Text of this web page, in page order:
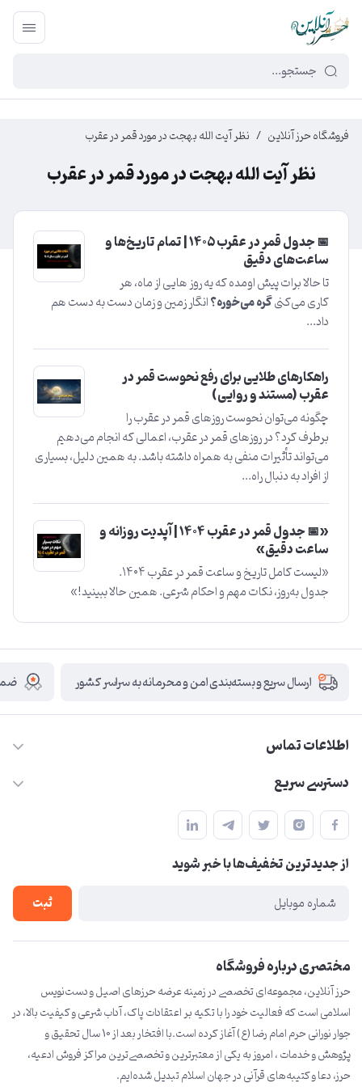
449f43cf-3da2-4422-bb12-2566cb5b8b05
فروشگاه حرز آنلاین / نظر آیت الله بهجت در مورد قمر در عقرب
نظر آیت الله بهجت در مورد قمر در عقرب
📅 جدول قمر در عقرب ۱۴۰۵ | تمام تاریخ‌ها و
ساعت‌های دقیق
تا حالا برات پیش اومده که یه روز هایی از ماه، هر
کاری می‌کنیگره می‌خوره؟انگار زمین و زمان دست به دست هم
داد...
راهکارهای طلایی برای رفع نحوست قمر در
عقرب (مستند و روایی)
چگونه می‌توان نحوست روزهای قمر در عقرب را
برطرف کرد؟ در روزهای قمر در عقرب، اعمالی که انجام می‌دهیم
می‌تواند تأثیرات منفی به همراه داشته باشد. به همین دلیل، بسیاری
از افراد به دنبال راه...
«📅 جدول قمر در عقرب ۱۴۰۴ | آپدیت روزانه و
ساعت دقیق»
«لیست کامل تاریخ و ساعت قمر در عقرب ۱۴۰۴.
جدول به‌روز، نکات مهم و احکام شرعی. همین حالا ببینید!»
ارسال سریع و بسته‌بندی امن و محرمانه به سراسر کشور
اطلاعات تماس
09210446578
herzeonline@gmail.com
مشهد مقدس ،خیابان امام رضا(ع) ، حرم مطهر رضوی ، فلکه آب ، بازار
امام رضا (ع)
دسترسی سریع
حساب کاربری
مجله فروشگاه
لیست محصولات
درباره ما
از جدید‌ترین تخفیف‌ها با‌ خبر شوید
ثبت
مختصری درباره فروشگاه
حرز آنلاین، مجموعه‌ای تخصصی در زمینه عرضه حرزهای اصیل و دست‌نویس
اسلامی است که فعالیت خود را با تکیه بر اعتقادات پاک، آداب شرعی و کیفیت بالا، در
جوار نورانی حرم امام رضا (ع) آغاز کرده است.با افتخار بعد از 10 سال تحقیق و
پژوهش و خدمات ، امروز به یکی از معتبرترین و تخصصی‌ترین مراکز فروش ادعیه،
حرز، دعا و کتیبه‌های قرآنی در جهان اسلام تبدیل شده‌ایم.